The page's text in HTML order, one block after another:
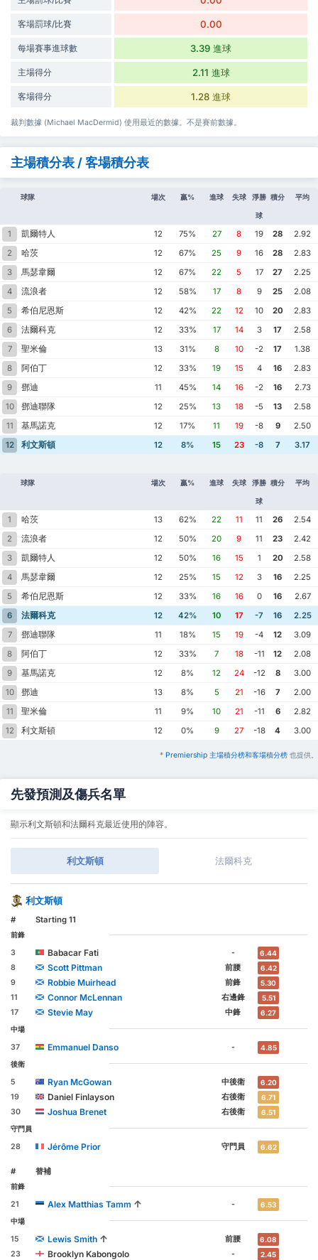
客場罰球/比賽 0.00
每場賽事進球數 3.39 進球
主場得分 2.11 進球
客場得分 1.28 進球
裁判數據 (Michael MacDermid) 使用最近的數據。不是賽前數據。
主場積分表 / 客場積分表
球隊 場次 贏% 進球 失球 淨勝
球
積分 平均
1 凱爾特人 12 75% 27 8 19 28
2.92
2
哈茨 12 67% 25 9 16 28
2.83
3
馬瑟韋爾 12 67% 22 5 17 27
2.25
4
流浪者 12 58% 17 8 9 25
2.08
5
希伯尼恩斯 12 42% 22 12 10 20
2.83
6
法爾科克 12 33% 17 14 3 17
2.58
7
聖米倫 13 31% 8 10 -2 17
1.38
8
阿伯丁 12 33% 19 15 4 16
2.83
9
鄧迪 11 45% 14 16 -2 16
2.73
10
鄧迪聯隊 12 25% 13 18 -5 13
2.58
11
基馬諾克 12 17% 11 19 -8 9
2.50
12
利文斯頓 12 8% 15 23 -8 7 3.17
球隊 場次 贏% 進球 失球 淨勝
球
積分 平均
1 哈茨 13 62% 22 11 11 26
2.54
2
流浪者 12 50% 20 9 11 23
2.42
3
凱爾特人 12 50% 16 15 1 20
2.58
4
馬瑟韋爾 12 25% 15 12 3 16
2.25
5
希伯尼恩斯 12 33% 16 16 0 16
2.67
6
法爾科克 12 42% 10 17 -7 16
2.25
7
鄧迪聯隊 11 18% 15 19 -4 12
3.09
8
阿伯丁 12 33% 7 18 -11 12
2.08
9
基馬諾克 12 8% 12 24 -12 8
3.00
10
鄧迪 13 8% 5 21 -16 7
2.00
11
聖米倫 11 9% 10 21 -11 6
2.82
12
利文斯頓 12 0% 9 27 -18 4 3.00
* Premiership 主場積分榜和客場積分榜 也提供。
先發預測及傷兵名單
顯示利文斯頓和法爾科克最近使用的陣容。
利文斯頓 法爾科克
利文斯頓
# Starting 11
前鋒
3
Babacar Fati - 6.44
8 Scott Pittman 前腰 6.42
9 Robbie Muirhead 前鋒 5.30
11 Connor McLennan 右邊鋒 5.51
17 Stevie May 中鋒 6.27
中場
37
Emmanuel Danso - 4.85
後衛
5
Ryan McGowan 中後衛 6.20
19 Daniel Finlayson 右後衛 6.71
30 Joshua Brenet 右後衛 6.51
守門員
28
Jérôme Prior 守門員 6.62
# 替補
前鋒
21
Alex Matthias Tamm ↑ - 6.53
中場
15
Lewis Smith ↑ 前腰 6.08
23 Brooklyn Kabongolo - 2.45